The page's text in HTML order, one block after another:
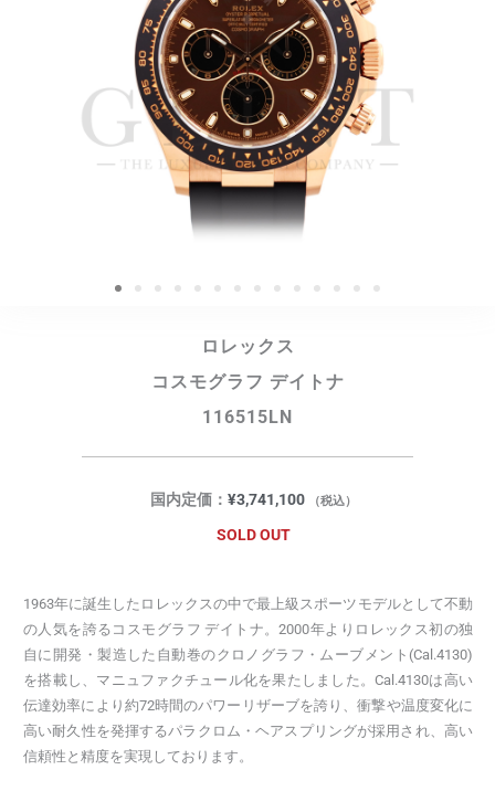
ロレックス
コスモグラフ デイトナ
116515LN
国内定価： ¥3,741,100 （税込）
SOLD OUT
1963年に誕生したロレックスの中で最上級スポーツモデルとして不動
の人気を誇るコスモグラフ デイトナ。2000年よりロレックス初の独
自に開発・製造した自動巻のクロノグラフ・ムーブメント(Cal.4130)
を搭載し、マニュファクチュール化を果たしました。Cal.4130は高い
伝達効率により約72時間のパワーリザーブを誇り、衝撃や温度変化に
高い耐久性を発揮するパラクロム・ヘアスプリングが採用され、高い
信頼性と精度を実現しております。